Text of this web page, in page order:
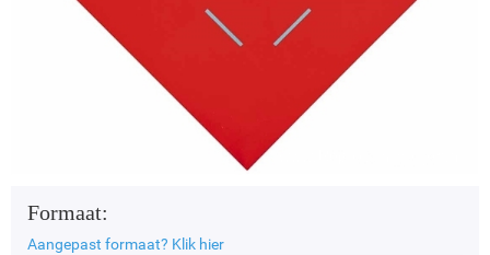
Formaat:
Aangepast formaat? Klik hier